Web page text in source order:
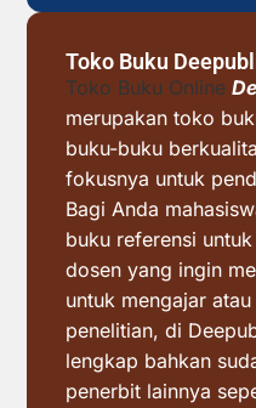
Toko Buku
Toko Buku Online
merupakan toko
buku-buku
fokusnya untuk
Bagi Anda
buku referensi
dosen yang ingin
untuk mengajar
penelitian, di
lengkap bahkan
penerbit lainnya